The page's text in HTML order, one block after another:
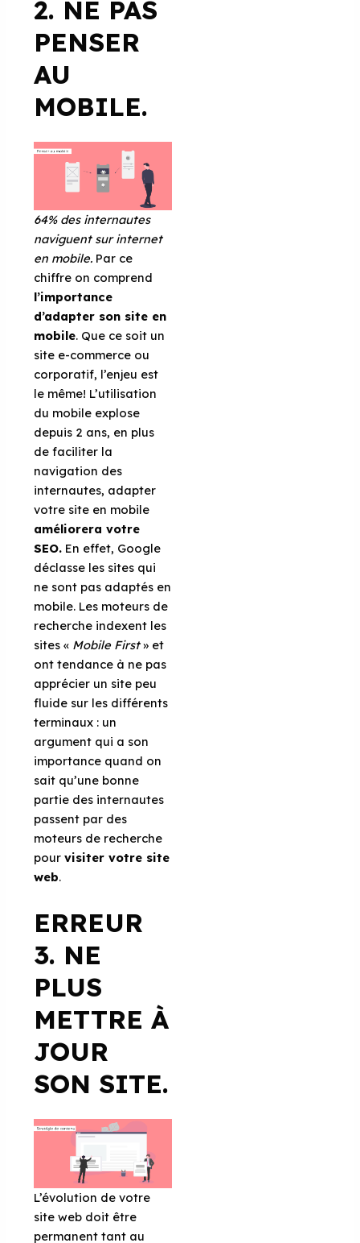
2. NE PAS
PENSER
AU
MOBILE.
64% des internautes
naviguent sur internet
en mobile. Par ce
chiffre on comprend
l’importance
d’adapter son site en
mobile. Que ce soit un
site e-commerce ou
corporatif, l’enjeu est
le même! L’utilisation
du mobile explose
depuis 2 ans, en plus
de faciliter la
navigation des
internautes, adapter
votre site en mobile
améliorera votre
SEO. En effet, Google
déclasse les sites qui
ne sont pas adaptés en
mobile. Les moteurs de
recherche indexent les
sites « Mobile First» et
ont tendance à ne pas
apprécier un site peu
fluide sur les différents
terminaux : un
argument qui a son
importance quand on
sait qu’une bonne
partie des internautes
passent par des
moteurs de recherche
pourvisiter votre site
web.
ERREUR
3. NE
PLUS
METTRE À
JOUR
SON SITE.
L’évolution de votre
site web doit être
permanent tant au